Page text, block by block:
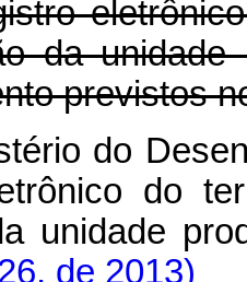
da
previstos
do
do
unidade
de 2013)